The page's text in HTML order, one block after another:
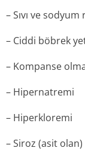
– Sıvı ve
– Ciddi böbrek
– Kompanse
– Hipernatremi
– Hiperkloremi
– Siroz (asit olan)